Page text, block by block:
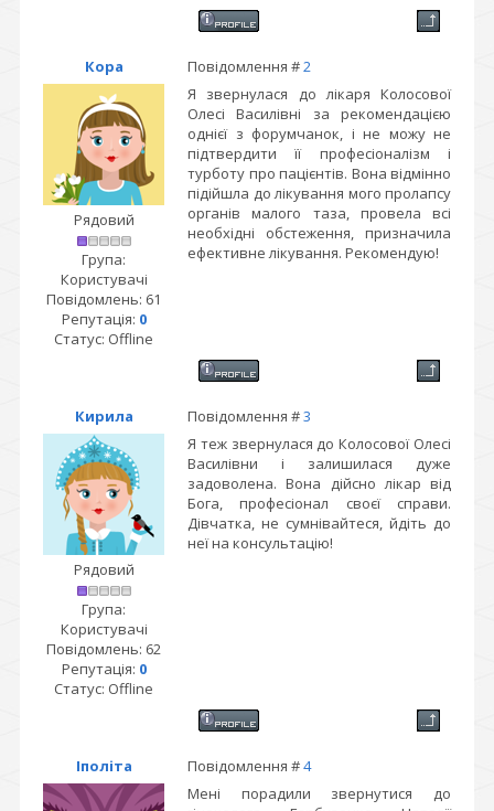
Кора Повідомлення #2
Рядовий
Група:
Користувачі
Повідомлень: 61
Репутація: 0
Статус: Offline
Я звернулася до лікаря Колосової
Олесі Василівні за рекомендацією
однієї з форумчанок, і не можу не
підтвердити її професіоналізм і
турботу про пацієнтів. Вона відмінно
підійшла до лікування мого пролапсу
органів малого таза, провела всі
необхідні обстеження, призначила
ефективне лікування. Рекомендую!
Кирила Повідомлення #3
Рядовий
Група:
Користувачі
Повідомлень: 62
Репутація: 0
Статус: Offline
Я теж звернулася до Колосової Олесі
Василівни і залишилася дуже
задоволена. Вона дійсно лікар від
Бога, професіонал своєї справи.
Дівчатка, не сумнівайтеся, йдіть до
неї на консультацію!
Іполіта Повідомлення #4
Мені порадили звернутися до